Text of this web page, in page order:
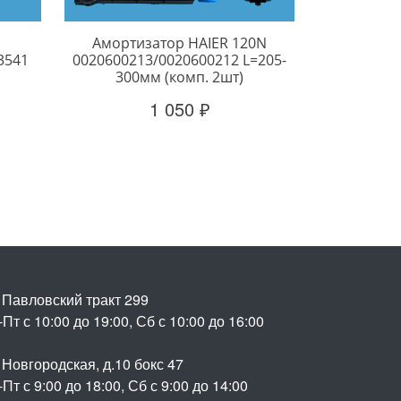
Амортизатор HAIER 120N
0020600213/0020600212 L=205-
300мм (комп. 2шт)
1 050 ₽
тракт 299
с 10:00 до 19:00, Сб с 10:00 до 16:00
д.10 бокс 47
с 9:00 до 18:00, Сб с 9:00 до 14:00